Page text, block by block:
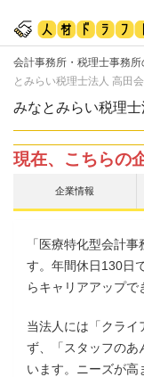
会計事務所・税理士事務所
とみらい税理士法人 高田
みなとみらい税理
現在、こちらの
企業情報
「医療特化型会計
す。年間休日130日
らキャリアアップで
当法人には「クライ
ず、「スタッフのあ
います。ニーズが高